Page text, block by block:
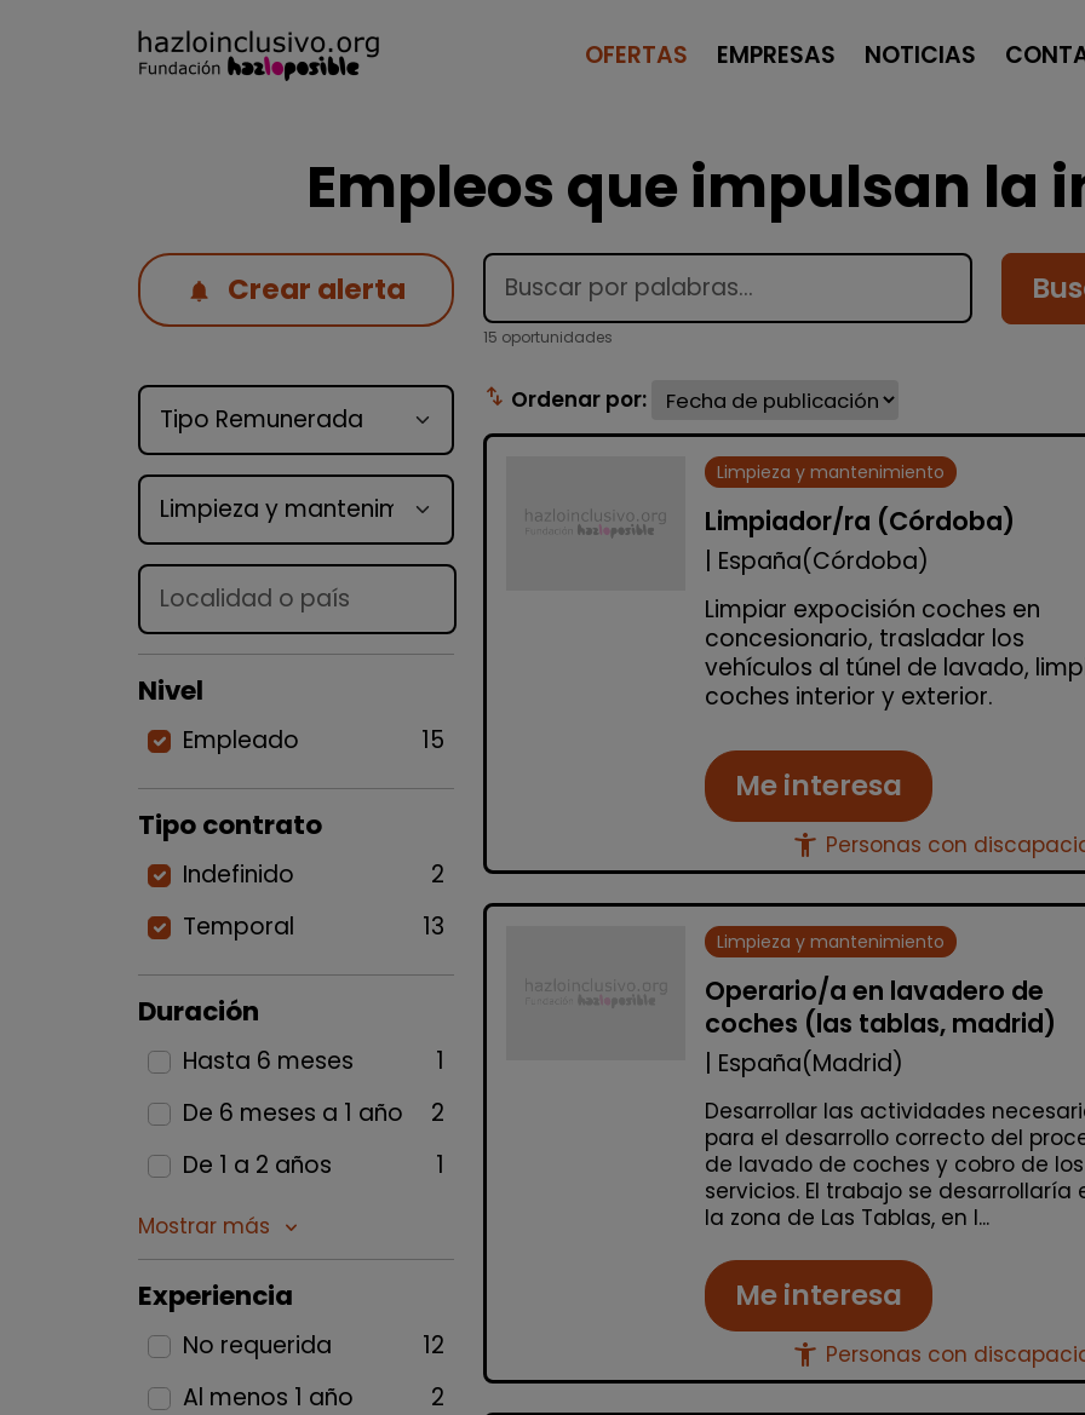
OFERTAS EMPRESAS NOTICIAS
Empleos que impulsan la
Crear alerta
Tipo de oferta
Categoría
Lugar
Nivel
Empleado 15
Tipo contrato
Indefinido
2
Temporal
13
Duración
Hasta 6 meses
1
De 6 meses a 1 año
2
De 1 a 2 años
1
Mostrar más keyboard_arrow_down
Experiencia
No requerida
12
Al menos 1 año
2
15 oportunidades
swap_vert Ordenar por:
Limpieza y mantenimiento
Limpiador/ra (Córdoba)
| España(Córdoba)
Limpiar expocisión coches en
concesionario, trasladar los
vehículos al túnel de lavado,
coches interior y exterior.
Me interesa
accessibility_new Personas con
Limpieza y mantenimiento
Operario/a en lavadero de
coches (las tablas, madrid)
| España(Madrid)
Desarrollar las actividades
para el desarrollo correcto del
de lavado de coches y cobro de los
servicios. El trabajo se desarrollaría
la zona de Las Tablas, en l...
Me interesa
accessibility_new Personas con